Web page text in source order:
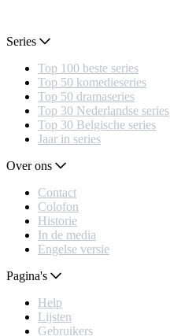
Series
Top 100 beste series
Top 50 komedieseries
Top 50 dramaseries
Top 30 Nederlandse series
Top 30 Belgische series
Jaar in series
Over ons
Contact
Colofon
Historie
In de media
Engelse versie
Pagina's
Help
Lijsten
Gebruikers